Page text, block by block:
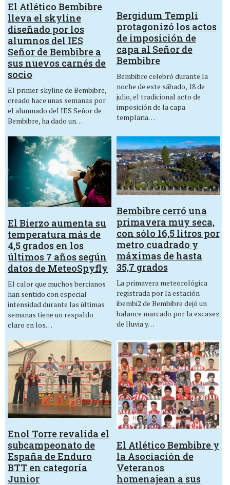
El Atlético Bembibre
lleva el skyline
diseñado por los
alumnos del IES
Señor de Bembibre a
sus nuevos carnés de
socio
El primer skyline de Bembibre,
creado hace unas semanas por
el alumnado del IES Señor de
Bembibre, ha dado un…
Bergidum Templi
protagonizó los actos
de imposición de
capa al Señor de
Bembibre
Bembibre celebró durante la
noche de este sábado, 18 de
julio, el tradicional acto de
imposición de la capa
templaria…
El Bierzo aumenta su
temperatura más de
4,5 grados en los
últimos 7 años según
datos de MeteoSpyfly
El calor que muchos bercianos
han sentido con especial
intensidad durante las últimas
semanas tiene un respaldo
claro en los…
Bembibre cerró una
primavera muy seca,
con sólo 16,5 litros por
metro cuadrado y
máximas de hasta
35,7 grados
La primavera meteorológica
registrada por la estación
ibembi2 de Bembibre dejó un
balance marcado por la escasez
de lluvia y…
Enol Torre revalida el
subcampeonato de
España de Enduro
BTT en categoría
Junior
El Atlético Bembibre y
la Asociación de
Veteranos
homenajean a sus